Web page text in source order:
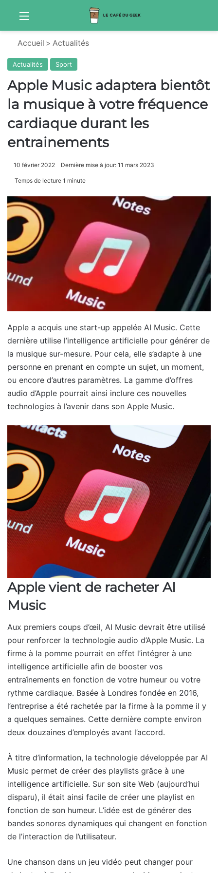
Menu
Accueil > Actualités
Actualités Sport
Apple Music adaptera bientôt
la musique à votre fréquence
cardiaque durant les
entrainements
10 février 2022 Dernière mise à jour: 11 mars 2023
Temps de lecture 1 minute
Apple a acquis une start-up appelée AI Music. Cette
dernière utilise l’intelligence artificielle pour générer de
la musique sur-mesure. Pour cela, elle s’adapte à une
personne en prenant en compte un sujet, un moment,
ou encore d’autres paramètres. La gamme d’offres
audio d’Apple pourrait ainsi inclure ces nouvelles
technologies à l’avenir dans son Apple Music.
Apple vient de racheter AI
Music
Aux premiers coups d’œil, AI Music devrait être utilisé
pour renforcer la technologie audio d’Apple Music. La
firme à la pomme pourrait en effet l’intégrer à une
intelligence artificielle afin de booster vos
entraînements en fonction de votre humeur ou votre
rythme cardiaque. Basée à Londres fondée en 2016,
l’entreprise a été rachetée par la firme à la pomme il y
a quelques semaines. Cette dernière compte environ
deux douzaines d’employés avant l’accord.
À titre d’information, la technologie développée par AI
Music permet de créer des playlists grâce à une
intelligence artificielle. Sur son site Web (aujourd’hui
disparu), il était ainsi facile de créer une playlist en
fonction de son humeur. L’idée est de générer des
bandes sonores dynamiques qui changent en fonction
de l’interaction de l’utilisateur.
Une chanson dans un jeu vidéo peut changer pour